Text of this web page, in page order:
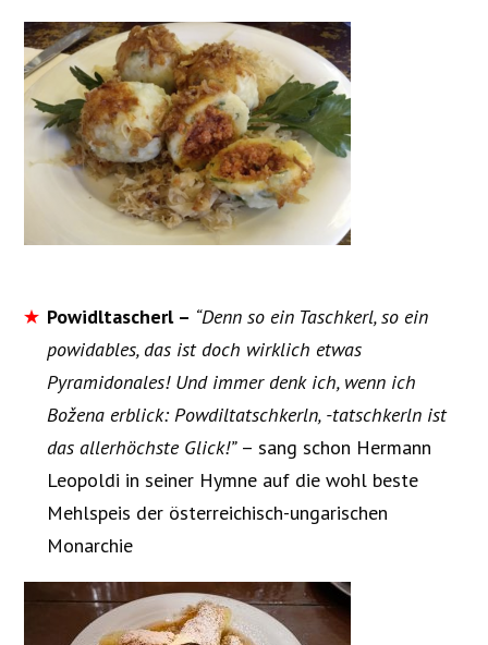
Powidltascherl – “Denn so ein Taschkerl, so ein
powidables, das ist doch wirklich etwas
Pyramidonales! Und immer denk ich, wenn ich
Božena erblick: Powdiltatschkerln, -tatschkerln ist
das allerhöchste Glick!”– sang schon Hermann
Leopoldi in seiner Hymne auf die wohl beste
Mehlspeis der österreichisch-ungarischen
Monarchie